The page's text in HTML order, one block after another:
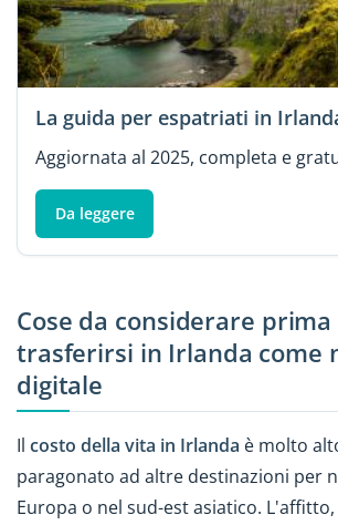
La guida per espatriati in
Aggiornata al 2025, completa e
Da leggere
Cose da considerare prima
trasferirsi in Irlanda come
digitale
Il costo della vita in Irlanda è molto
paragonato ad altre destinazioni per
Europa o nel sud-est asiatico.